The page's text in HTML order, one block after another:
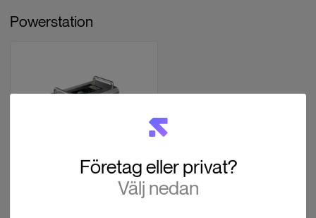
Powerstation
TK4 - Tethered power system
Företag eller privat?
Välj nedan